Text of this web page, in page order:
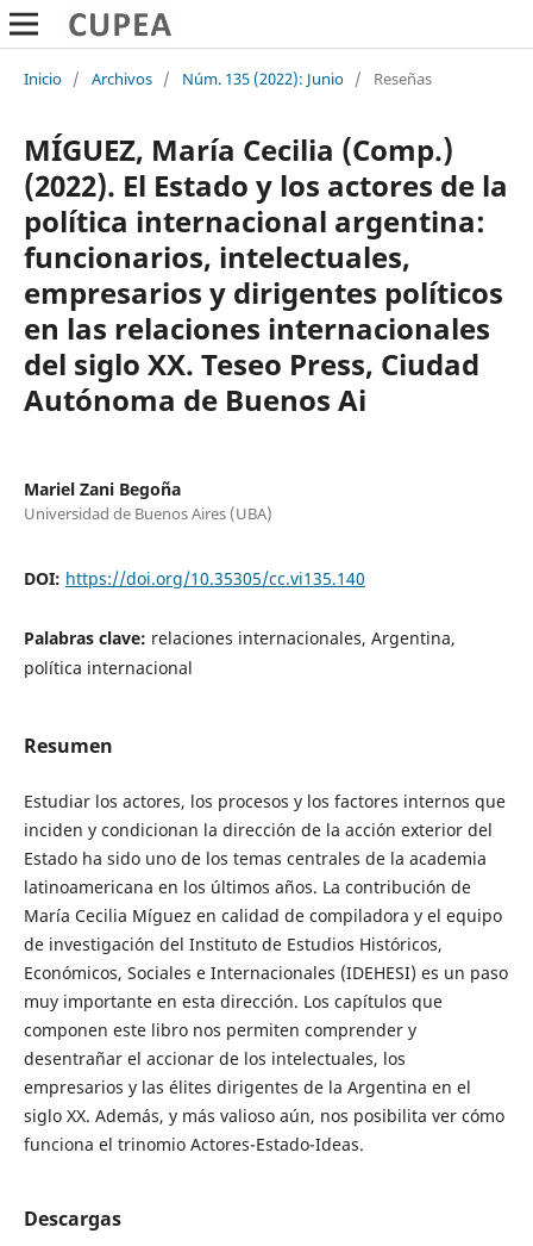
Inicio / Archivos / Núm. 135 (2022): Junio / Reseñas
MÍGUEZ, María Cecilia (Comp.)
(2022). El Estado y los actores de la
política internacional argentina:
funcionarios, intelectuales,
empresarios y dirigentes políticos
en las relaciones internacionales
del siglo XX. Teseo Press, Ciudad
Autónoma de Buenos Ai
Mariel Zani Begoña
Universidad de Buenos Aires (UBA)
DOI: https://doi.org/10.35305/cc.vi135.140
Palabras clave: relaciones internacionales, Argentina,
política internacional
Resumen
Estudiar los actores, los procesos y los factores internos que
inciden y condicionan la dirección de la acción exterior del
Estado ha sido uno de los temas centrales de la academia
latinoamericana en los últimos años. La contribución de
María Cecilia Míguez en calidad de compiladora y el equipo
de investigación del Instituto de Estudios Históricos,
Económicos, Sociales e Internacionales (IDEHESI) es un paso
muy importante en esta dirección. Los capítulos que
componen este libro nos permiten comprender y
desentrañar el accionar de los intelectuales, los
empresarios y las élites dirigentes de la Argentina en el
siglo XX. Además, y más valioso aún, nos posibilita ver cómo
funciona el trinomio Actores-Estado-Ideas.
Descargas